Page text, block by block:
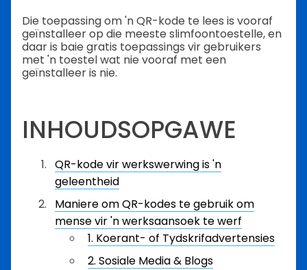
Die toepassing om 'n QR-kode te lees is vooraf
geïnstalleer op die meeste slimfoontoestelle, en
daar is baie gratis toepassings vir gebruikers
met 'n toestel wat nie vooraf met een
geïnstalleer is nie.
INHOUDSOPGAWE
QR-kode vir werkswerwing is 'n
geleentheid
Maniere om QR-kodes te gebruik om
mense vir 'n werksaansoek te werf
1. Koerant- of Tydskrifadvertensies
2. Sosiale Media & Blogs